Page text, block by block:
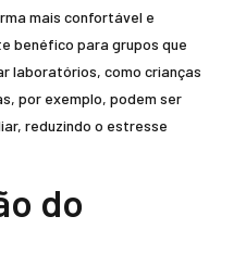
mais confortável e
benéfico para grupos que
laboratórios, como crianças
por exemplo, podem ser
reduzindo o estresse
do